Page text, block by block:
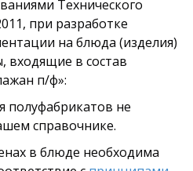
Технического
при разработке
на блюда (изделия)
входящие в состав
п/ф»:
полуфабрикатов не
справочнике.
в блюде необходима